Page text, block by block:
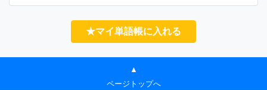
★マイ単語帳に入れる
▲
ページトップへ